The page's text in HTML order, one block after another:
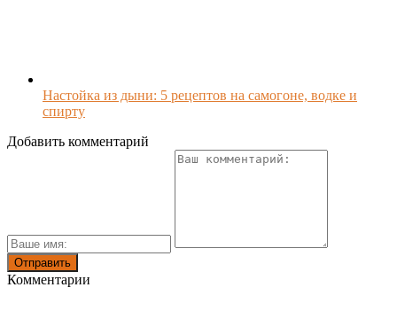
Настойка из дыни: 5 рецептов на самогоне, водке и
спирту
Добавить комментарий
Комментарии